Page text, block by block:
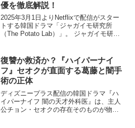
優を徹底解説！
2025年3月1日よりNetflixで配信がスター
トする韓国ドラマ「ジャガイモ研究所
（The Potato Lab）」。 ジャガイモ研究
ディとして話題を集めています。 ...
復讐か救済か？『ハイパーナイ
フ』セオクが直面する葛藤と闇手
術の正体
ディズニープラス配信の韓国ドラマ『ハ
イパーナイフ 闇の天才外科医』は、主人
公チョン・セオクの存在そのものが物語